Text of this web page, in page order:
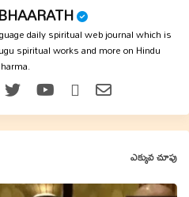
daily spiritual web journal which is
spiritual works and more on Hindu
ఎక్కువ చూపు